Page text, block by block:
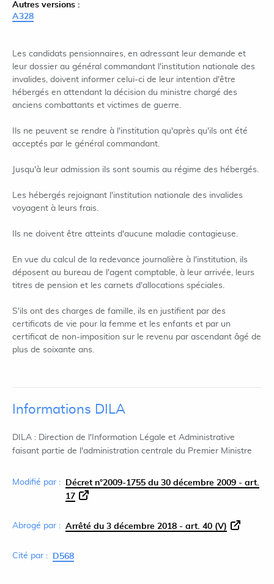
Autres versions :
A328
Les candidats pensionnaires, en adressant leur demande et
leur dossier au général commandant l'institution nationale des
invalides, doivent informer celui-ci de leur intention d'être
hébergés en attendant la décision du ministre chargé des
anciens combattants et victimes de guerre.
Ils ne peuvent se rendre à l'institution qu'après qu'ils ont été
acceptés par le général commandant.
Jusqu'à leur admission ils sont soumis au régime des hébergés.
Les hébergés rejoignant l'institution nationale des invalides
voyagent à leurs frais.
Ils ne doivent être atteints d'aucune maladie contagieuse.
En vue du calcul de la redevance journalière à l'institution, ils
déposent au bureau de l'agent comptable, à leur arrivée, leurs
titres de pension et les carnets d'allocations spéciales.
S'ils ont des charges de famille, ils en justifient par des
certificats de vie pour la femme et les enfants et par un
certificat de non-imposition sur le revenu par ascendant âgé de
plus de soixante ans.
Informations DILA
DILA : Direction de l'Information Légale et Administrative
faisant partie de l'administration centrale du Premier Ministre
Modifié par :
Décret n°2009-1755 du 30 décembre 2009 - art.
17
Abrogé par : Arrêté du 3 décembre 2018 - art. 40 (V)
Cité par : D568